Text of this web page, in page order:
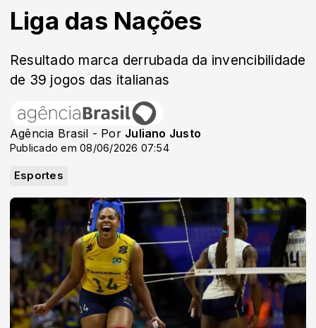
Liga das Nações
Resultado marca derrubada da invencibilidade
de 39 jogos das italianas
Agência Brasil - Por Juliano Justo
Publicado em 08/06/2026 07:54
Esportes